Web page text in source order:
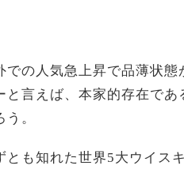
の人気急上昇で品薄状態
と言えば、本家的存在で
。
も知れた世界5大ウイス